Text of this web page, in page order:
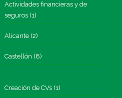
Actividades financieras y de
seguros(1)
Alicante(2)
Castellón (8)
Creación de CVs(1)